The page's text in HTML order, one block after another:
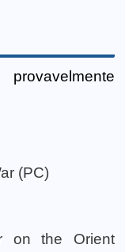
(PC)
on the Orient